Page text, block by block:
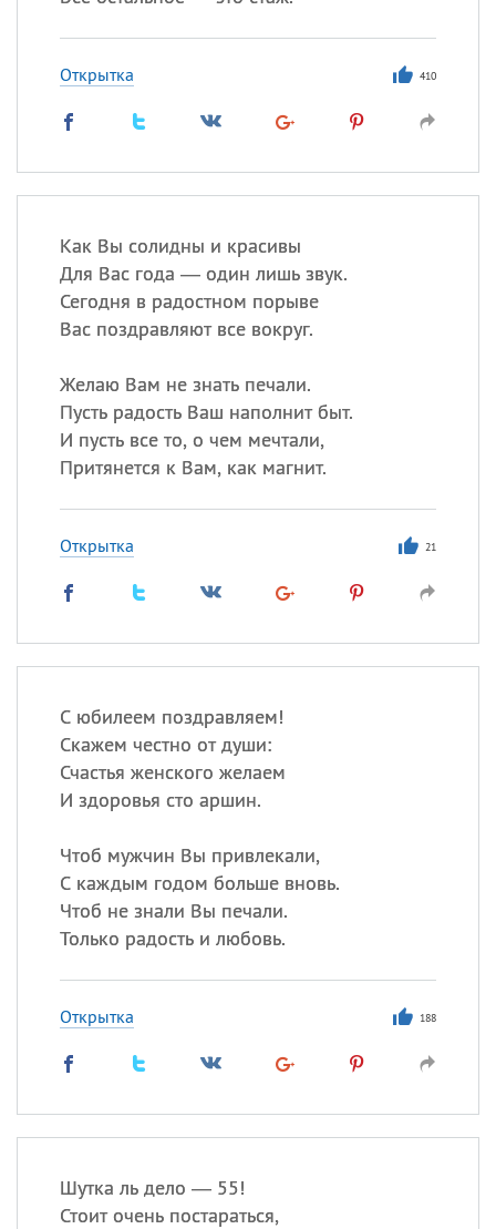
Открытка 410
Как Вы солидны и красивы
Для Вас года — один лишь звук.
Сегодня в радостном порыве
Вас поздравляют все вокруг.
Желаю Вам не знать печали.
Пусть радость Ваш наполнит быт.
И пусть все то, о чем мечтали,
Притянется к Вам, как магнит.
Открытка 21
С юбилеем поздравляем!
Скажем честно от души:
Счастья женского желаем
И здоровья сто аршин.
Чтоб мужчин Вы привлекали,
С каждым годом больше вновь.
Чтоб не знали Вы печали.
Только радость и любовь.
Открытка 188
Шутка ль дело — 55!
Стоит очень постараться,